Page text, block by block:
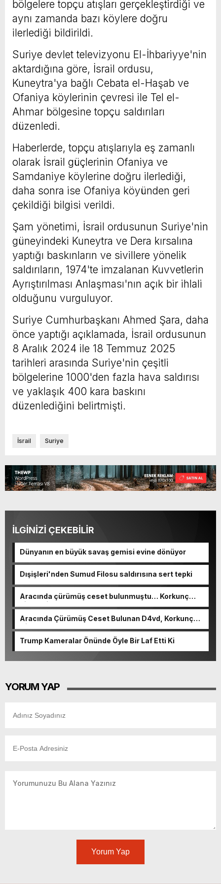
bölgelere topçu atışları gerçekleştirdiği ve
aynı zamanda bazı köylere doğru
ilerlediği bildirildi.
Suriye devlet televizyonu El-İhbariyye'nin
aktardığına göre, İsrail ordusu,
Kuneytra'ya bağlı Cebata el-Haşab ve
Ofaniya köylerinin çevresi ile Tel el-
Ahmar bölgesine topçu saldırıları
düzenledi.
Haberlerde, topçu atışlarıyla eş zamanlı
olarak İsrail güçlerinin Ofaniya ve
Samdaniye köylerine doğru ilerlediği,
daha sonra ise Ofaniya köyünden geri
çekildiği bilgisi verildi.
Şam yönetimi, İsrail ordusunun Suriye'nin
güneyindeki Kuneytra ve Dera kırsalına
yaptığı baskınların ve sivillere yönelik
saldırıların, 1974'te imzalanan Kuvvetlerin
Ayrıştırılması Anlaşması'nın açık bir ihlali
olduğunu vurguluyor.
Suriye Cumhurbaşkanı Ahmed Şara, daha
önce yaptığı açıklamada, İsrail ordusunun
8 Aralık 2024 ile 18 Temmuz 2025
tarihleri arasında Suriye'nin çeşitli
bölgelerine 1000'den fazla hava saldırısı
ve yaklaşık 400 kara baskını
düzenlediğini belirtmişti.
İsrail Suriye
İLGİNİZİ ÇEKEBİLİR
Dünyanın en büyük savaş gemisi evine dönüyor
Dışişleri'nden Sumud Filosu saldırısına sert tepki
Aracında çürümüş ceset bulunmuştu… Korkunç
cinayetin detayları ortaya çıktı
Aracında Çürümüş Ceset Bulunan D4vd, Korkunç
Cinayetle Yargılanıyor
Trump Kameralar Önünde Öyle Bir Laf Etti Ki
YORUM YAP
Yorum Yap